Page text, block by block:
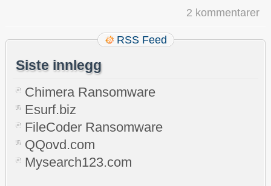
2 kommentarer
RSS Feed
Siste innlegg
Chimera Ransomware
Esurf.biz
FileCoder Ransomware
QQovd.com
Mysearch123.com